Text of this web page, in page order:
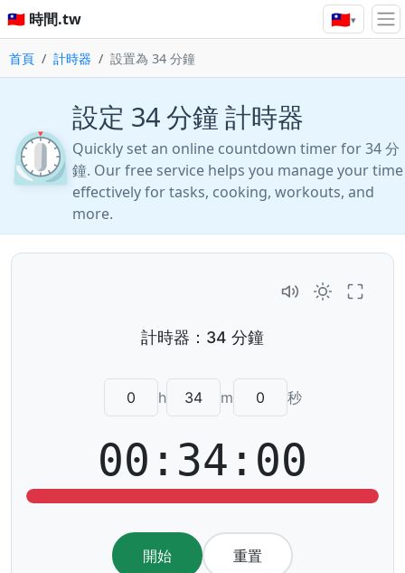
🇹🇼 時間.tw 🇹🇼▾
首頁 計時器 設置為 34 分鐘
⏲️
設定 34 分鐘 計時器
Quickly set an online countdown timer for 34 分
鐘. Our free service helps you manage your time
effectively for tasks, cooking, workouts, and
more.
h m 秒
00:34:00
開始 重置